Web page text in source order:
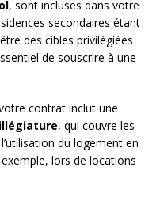
, sont incluses dans votre
secondaires étant
des cibles privilégiées
de souscrire à une
contrat inclut une
, qui couvre les
du logement en
lors de locations